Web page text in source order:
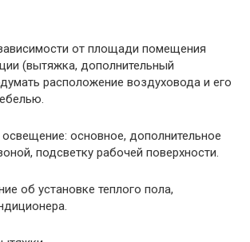
от площади помещения
(вытяжка, дополнительный
расположение воздуховода и его
основное, дополнительное
подсветку рабочей поверхности.
об установке теплого пола,